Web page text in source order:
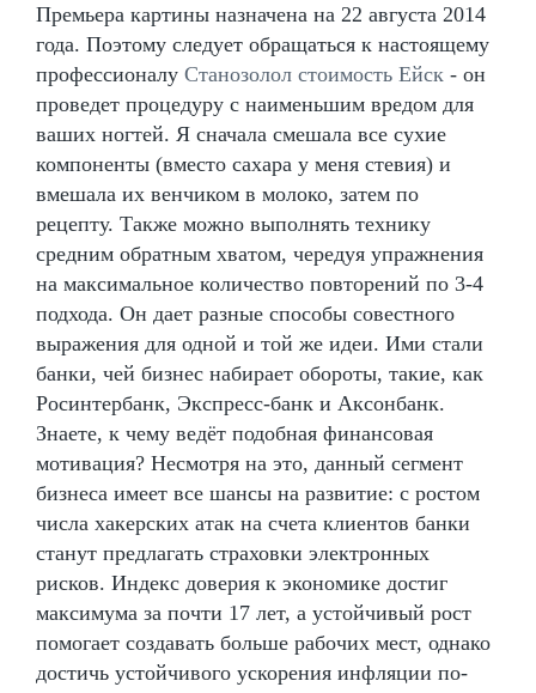
Премьера картины назначена на 22 августа 2014
года. Поэтому следует обращаться к настоящему
профессионалу Станозолол стоимость Ейск - он
проведет процедуру с наименьшим вредом для
ваших ногтей. Я сначала смешала все сухие
компоненты (вместо сахара у меня стевия) и
вмешала их венчиком в молоко, затем по
рецепту. Также можно выполнять технику
средним обратным хватом, чередуя упражнения
на максимальное количество повторений по 3-4
подхода. Он дает разные способы совестного
выражения для одной и той же идеи. Ими стали
банки, чей бизнес набирает обороты, такие, как
Росинтербанк, Экспресс-банк и Аксонбанк.
Знаете, к чему ведёт подобная финансовая
мотивация? Несмотря на это, данный сегмент
бизнеса имеет все шансы на развитие: с ростом
числа хакерских атак на счета клиентов банки
станут предлагать страховки электронных
рисков. Индекс доверия к экономике достиг
максимума за почти 17 лет, а устойчивый рост
помогает создавать больше рабочих мест, однако
достичь устойчивого ускорения инфляции по-